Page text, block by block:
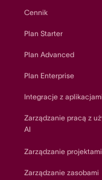
Cennik
Plan Starter
Plan Advanced
Plan Enterprise
Integracje z aplikacjami
Zarządzanie pracą z
AI
Zarządzanie projektami
Zarządzanie zasobami